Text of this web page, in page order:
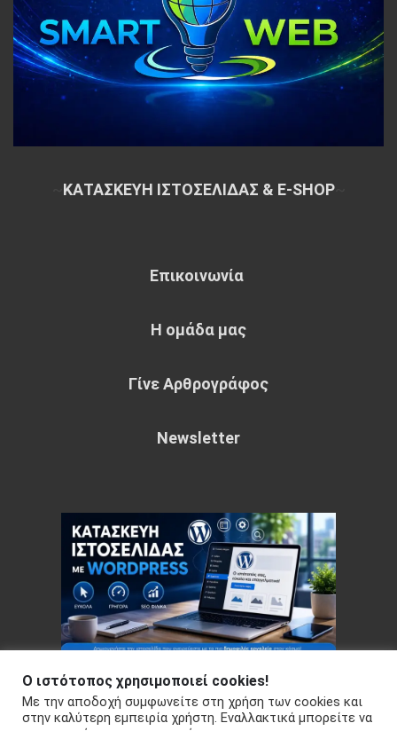
ΚΑΤΑΣΚΕΥΗ ΙΣΤΟΣΕΛΙΔΑΣ & E-SHOP~
Επικοινωνία
Η ομάδα μας
Γίνε Αρθρογράφος
Newsletter
Copyright © 2026 Your e-articles - WordPress Theme : by
Ο ιστότοπος χρησιμοποιεί cookies!
Με την αποδοχή συμφωνείτε στη χρήση των cookies και
στην καλύτερη εμπειρία χρήστη. Εναλλακτικά μπορείτε να